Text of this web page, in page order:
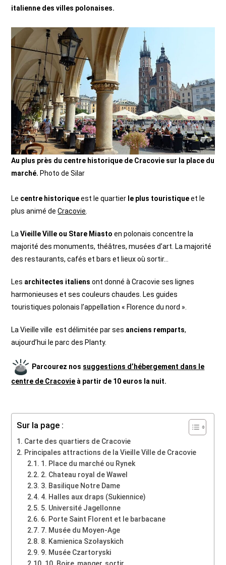
italienne des villes polonaises.
Au plus près du centre historique de Cracovie sur la place du
marché. Photo de Silar
Le centre historiqueest le quartier le plus touristiqueet le
plus animé deCracovie
LaVieille Ville ou Stare Miasto en polonais concentre la
majorité des monuments, théâtres, musées d’art. La majorité
des restaurants, cafés et bars et lieux où sortir…
Les architectes italiens ont donné à Cracovie ses lignes
harmonieuses et ses couleurs chaudes. Les guides
touristiques polonais l’appellation « Florence du nord ».
La Vieille ville est délimitée par ses anciens remparts,
aujourd’hui le parc des Planty.
Parcourez nos suggestions d’hébergement dans le
centre de Cracovie à partir de 10 euros la nuit.
Sur la page :
Carte des quartiers de Cracovie
Principales attractions de la Vieille Ville de Cracovie
1. Place du marché ou Rynek
2. Chateau royal de Wawel
3. Basilique Notre Dame
4. Halles aux draps (Sukiennice)
5. Université Jagellonne
6. Porte Saint Florent et le barbacane
7. Musée du Moyen-Age
8. Kamienica Szołayskich
9. Musée Czartoryski
10. Boire, manger, sortir